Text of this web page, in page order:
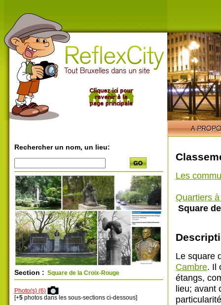
Rechercher un nom, un lieu:
Section : Square de la Croix-Rouge
Photo(s) (6)
[+5 photos dans les sous-sections ci-dessous]
Les
Quartiers
Square
Le square
Cambre. Il
étangs,
lieu; avant